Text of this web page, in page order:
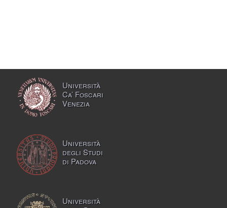
Università
Ca’ Foscari
Venezia
Università
degli Studi
di Padova
Università